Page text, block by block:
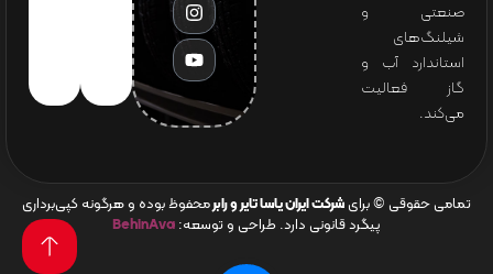
صنعتی و
شیلنگ‌های
استاندارد آب و
گاز فعالیت
می‌کند.
تمامی حقوقی © برای شرکت ایران یاسا تایر و رابرمحفوظ بوده و هرگونه کپی‌برداری
پیگرد قانونی دارد. طراحی و توسعه: BehinAva